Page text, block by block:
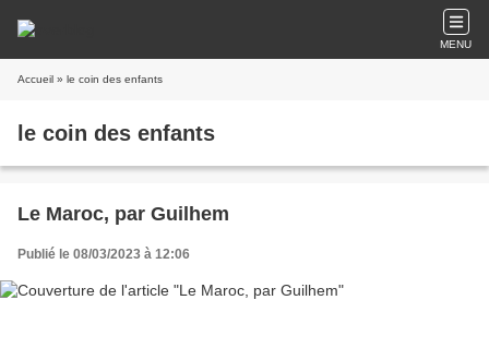
MENU
Accueil » le coin des enfants
le coin des enfants
Le Maroc, par Guilhem
Publié le 08/03/2023 à 12:06